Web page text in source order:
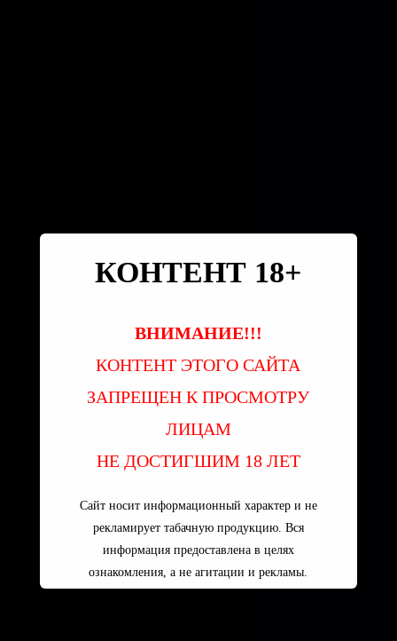
КОНТЕНТ 18+
ВНИМАНИЕ!!!
КОНТЕНТ ЭТОГО САЙТА
ЗАПРЕЩЕН К ПРОСМОТРУ
ЛИЦАМ
НЕ ДОСТИГШИМ 18 ЛЕТ
Сайт носит информационный характер и не
рекламирует табачную продукцию. Вся
информация предоставлена в целях
ознакомления, а не агитации и рекламы.